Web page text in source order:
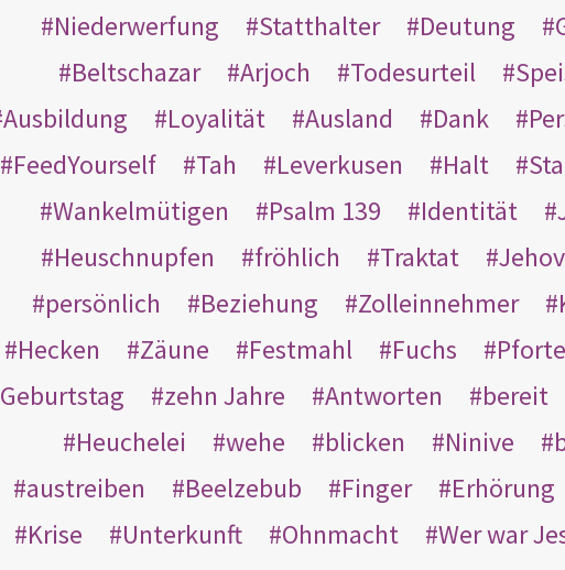
Niederwerfung
Statthalter Deutung
Beltschazar
Arjoch Todesurteil
Ausbildung
Loyalität Ausland Dank
FeedYourself
Tah Leverkusen Halt
Wankelmütigen
Psalm 139 Identität
Heuschnupfen
fröhlich Traktat
persönlich
Beziehung Zolleinnehmer
Hecken
Zäune Festmahl Fuchs Pforte
Geburtstag
zehn Jahre Antworten bereit
Heuchelei
wehe blicken Ninive
austreiben
Beelzebub Finger Erhörung
Krise
Unterkunft Ohnmacht Wer war